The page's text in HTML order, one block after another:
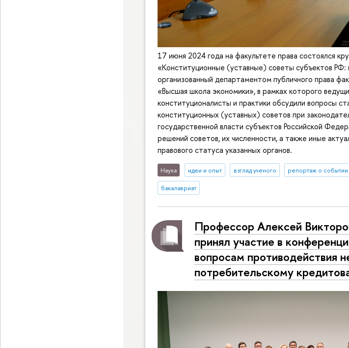
17 июня 2024 года на факультете права состоялся
«Конституционные (уставные) советы субъектов РФ:
организованный департаментом публичного права
«Высшая школа экономики», в рамках которого
конституционалисты и практики обсудили вопросы
конституционных (уставных) советов при
государственной власти субъектов Российской
решений советов, их численности, а также иные
правового статуса указанных органов.
Наука идеи и опыт взгляд ученого репортаж о событии
бакалавриат
Профессор Алексей
принял участие в
вопросам противодействия
потребительскому